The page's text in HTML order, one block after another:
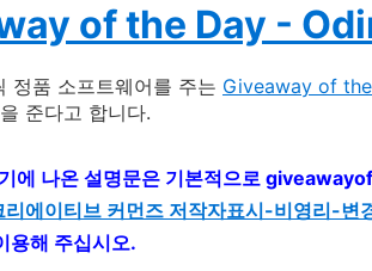
of the Day -
정품 소프트웨어를 주는 Giveaway of
준다고 합니다.
에 나온 설명문은 기본적으로
리에이티브 커먼즈 저작자표시-비영리-
용해 주십시오.